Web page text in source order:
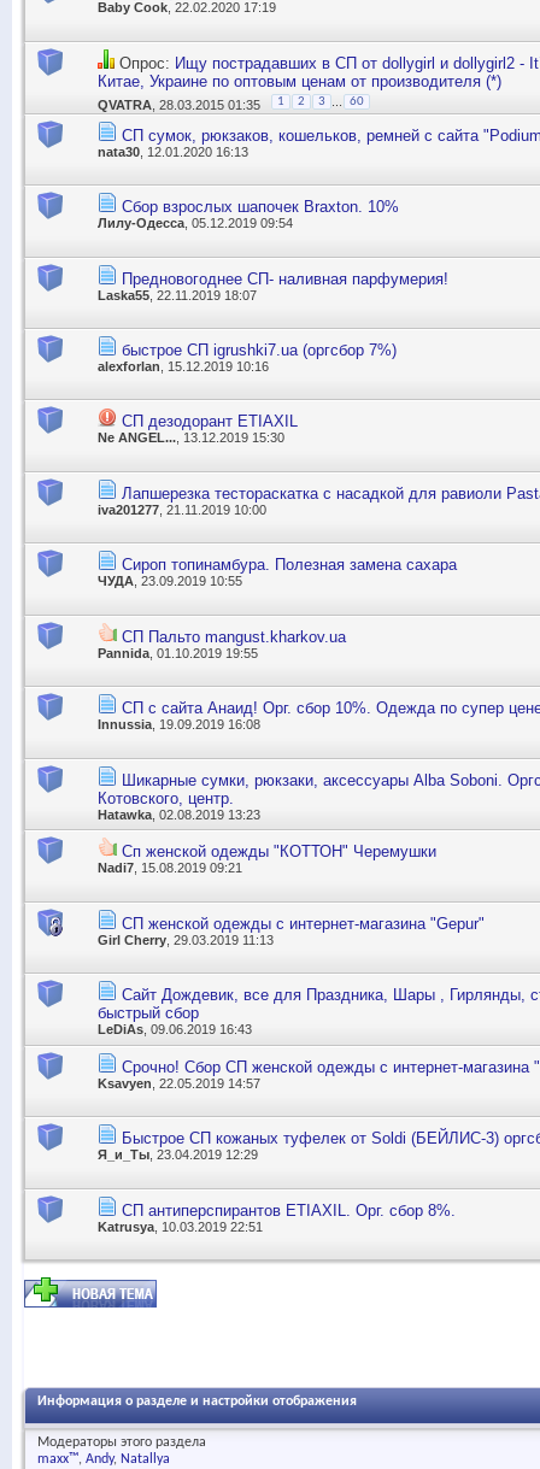
Baby Cook , 22.02.2020 17:19
Опрос: Ищу пострадавших в СП от dollygirl и dollygirl2 -
Китае, Украине по оптовым ценам от производителя (*)
QVATRA , 28.03.2015 01:35 1 2 3 60
СП сумок, рюкзаков, кошельков, ремней с сайта
nata30 , 12.01.2020 16:13
Сбор взрослых шапочек Braxton. 10%
Лилу-Одесса , 05.12.2019 09:54
Предновогоднее СП- наливная парфумерия!
Laska55 , 22.11.2019 18:07
быстрое СП igrushki7.ua (оргсбор 7%)
alexforlan , 15.12.2019 10:16
СП дезодорант ETIAXIL
Ne ANGEL..., 13.12.2019 15:30
Лапшерезка тестораскатка с насадкой для равиоли
iva201277 , 21.11.2019 10:00
Сироп топинамбура. Полезная замена сахара
ЧУДА , 23.09.2019 10:55
СП Пальто mangust.kharkov.ua
Pannida , 01.10.2019 19:55
СП с сайта Анаид! Орг. сбор 10%. Одежда по супер
Innussia , 19.09.2019 16:08
Шикарные сумки, рюкзаки, аксессуары Alba Soboni.
Котовского, центр.
Hatawka , 02.08.2019 13:23
Сп женской одежды "КОТТОН" Черемушки
Nadi7 , 15.08.2019 09:21
СП женской одежды с интернет-магазина "Gepur"
Girl Cherry , 29.03.2019 11:13
Сайт Дождевик, все для Праздника, Шары , Гирлянды,
быстрый сбор
LeDiAs , 09.06.2019 16:43
Срочно! Сбор СП женской одежды с интернет-магазина
Ksavyen , 22.05.2019 14:57
Быстрое СП кожаных туфелек от Soldi (БЕЙЛИС-3)
Я_и_Ты , 23.04.2019 12:29
СП антиперспирантов ETIAXIL. Орг. сбор 8%.
Katrusya , 10.03.2019 22:51
Информация о разделе и настройки отображения
Модераторы этого раздела
maxx™ Andy Natallya